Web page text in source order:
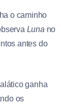
o caminho
Luna no
antes do
ganha
os